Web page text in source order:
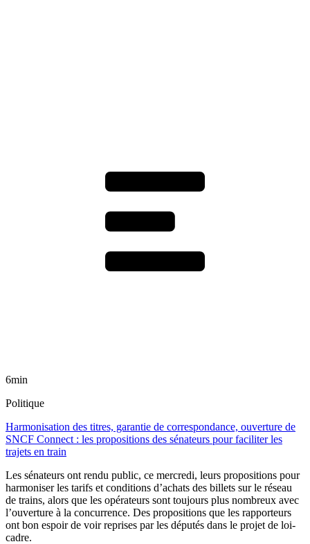
6min
Politique
Harmonisation des titres, garantie de correspondance, ouverture de
SNCF Connect : les propositions des sénateurs pour faciliter les
trajets en train
Les sénateurs ont rendu public, ce mercredi, leurs propositions pour
harmoniser les tarifs et conditions d’achats des billets sur le réseau
de trains, alors que les opérateurs sont toujours plus nombreux avec
l’ouverture à la concurrence. Des propositions que les rapporteurs
ont bon espoir de voir reprises par les députés dans le projet de loi-
cadre.